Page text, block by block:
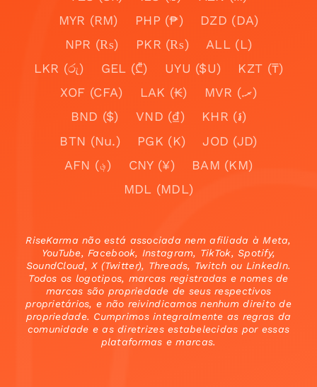
MYR (RM)
PHP (₱)
DZD (DA)
NPR (₨)
PKR (₨)
ALL (L)
LKR (රු)
GEL (₾) UYU ($U)
KZT (₸)
XOF (CFA)
LAK (₭)
MVR (.ރ)
BND ($)
VND (₫)
KHR (៛)
BTN (Nu.)
PGK (K)
JOD (JD)
AFN (؋)
CNY (¥)
BAM (KM)
MDL (MDL)
RiseKarma não está associada nem afiliada à Meta,
YouTube, Facebook, Instagram, TikTok, Spotify,
SoundCloud, X (Twitter), Threads, Twitch ou LinkedIn.
Todos os logotipos, marcas registradas e nomes de
marcas são propriedade de seus respectivos
proprietários, e não reivindicamos nenhum direito de
propriedade. Cumprimos integralmente as regras da
comunidade e as diretrizes estabelecidas por essas
plataformas e marcas.